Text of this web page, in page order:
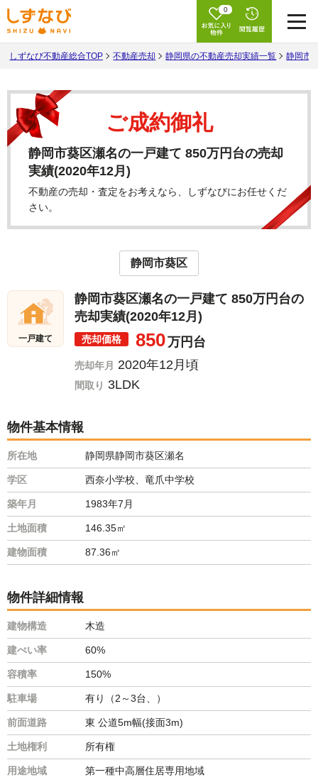
0
しずなび不動産総合TOP 不動産売却 静岡県の不動産売却実績一覧 静岡市
ご成約御礼
静岡市葵区瀬名の一戸建て 850万円台の売却
実績(2020年12月)
不動産の売却・査定をお考えなら、しずなびにお任せくだ
さい。
静岡市葵区
一戸建て
静岡市葵区瀬名の一戸建て 850万円台の
売却実績(2020年12月)
売却価格 850万円台
売却年月 2020年12月頃
間取り 3LDK
物件基本情報
所在地 静岡県静岡市葵区瀬名
学区 西奈小学校、竜爪中学校
築年月 1983年7月
土地面積 146.35㎡
建物面積 87.36㎡
物件詳細情報
建物構造 木造
建ぺい率 60%
容積率 150%
駐車場 有り（2～3台、）
前面道路 東 公道5m幅(接面3m)
土地権利 所有権
用途地域 第一種中高層住居専用地域